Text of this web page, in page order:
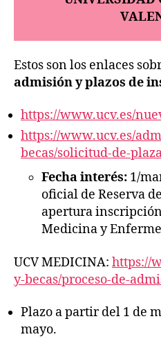
Estos son los enlaces
admisión y plazos de
https://www.ucv.es/
https://www.ucv.es/
becas/solicitud-de-
Fecha interés: 1/
oficial de Reserva
apertura
Medicina y
UCV MEDICINA: https://
y-becas/proceso-de-
Plazo a partir del 1 de
mayo.